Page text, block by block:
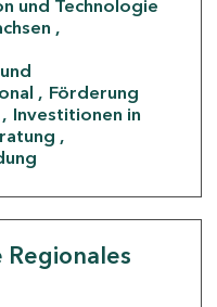
und Technologie
Förderung
Investitionen in